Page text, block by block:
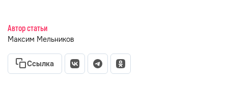
Автор статьи
Максим Мельников
Ссылка